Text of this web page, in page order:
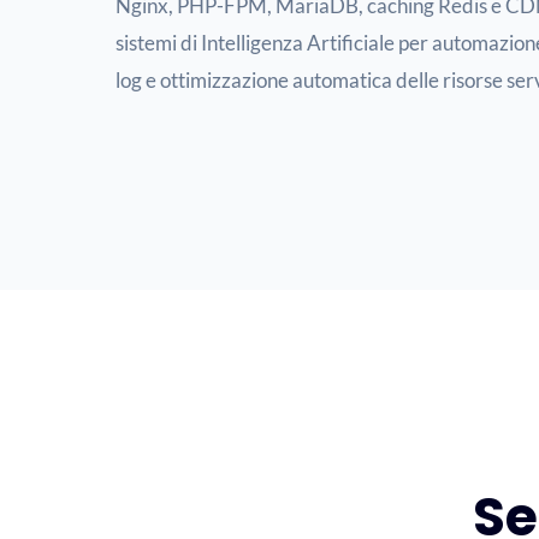
sistemi di Intelligenza Artificiale per
log e ottimizzazione automatica delle risorse